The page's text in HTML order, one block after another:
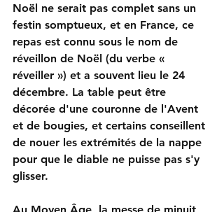
Noël ne serait pas complet sans un
festin somptueux, et en France, ce
repas est connu sous le nom de
réveillon de Noël (du verbe «
réveiller ») et a souvent lieu le 24
décembre. La table peut être
décorée d'une couronne de l'Avent
et de bougies, et certains conseillent
de nouer les extrémités de la nappe
pour que le diable ne puisse pas s'y
glisser.